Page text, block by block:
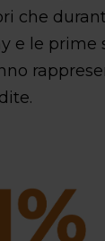
che
e le prime